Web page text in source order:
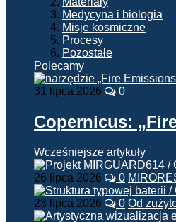
Medycyna i biologia
Misje kosmiczne
Procesy
Pozostałe
Polecamy
31 lipca 2026 0
Copernicus:
Wcześniejsze artykuły
26 lipca 2026 0
23 lipca 2026 0 Od